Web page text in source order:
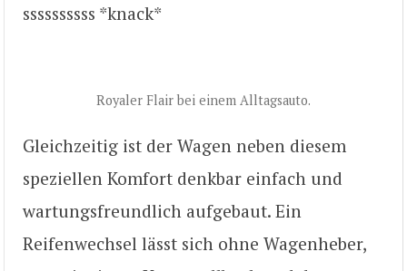
ssssssssss *knack*
Royaler Flair bei einem Alltagsauto.
Gleichzeitig ist der Wagen neben diesem
speziellen Komfort denkbar einfach und
wartungsfreundlich aufgebaut. Ein
Reifenwechsel lässt sich ohne Wagenheber,